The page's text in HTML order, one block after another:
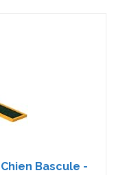
Bascule -